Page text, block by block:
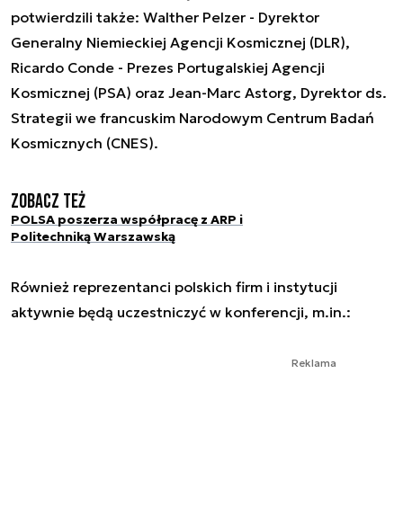
potwierdzili także: Walther Pelzer - Dyrektor
Generalny Niemieckiej Agencji Kosmicznej (DLR),
Ricardo Conde - Prezes Portugalskiej Agencji
Kosmicznej (PSA) oraz Jean-Marc Astorg, Dyrektor ds.
Strategii we francuskim Narodowym Centrum Badań
Kosmicznych (CNES).
Zobacz też
POLSA poszerza współpracę z ARP i
Politechniką Warszawską
Również reprezentanci polskich firm i instytucji
aktywnie będą uczestniczyć w konferencji, m.in.:
Reklama